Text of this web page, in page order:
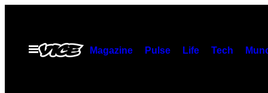
contentOpen
Menu
Magazine Pulse Life Tech